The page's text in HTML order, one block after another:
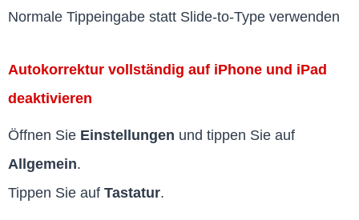
Normale Tippeingabe statt Slide-to-Type verwenden
Autokorrektur vollständig auf iPhone und iPad
deaktivieren
Öffnen Sie Einstellungen und tippen Sie auf
Allgemein.
Tippen Sie auf Tastatur.